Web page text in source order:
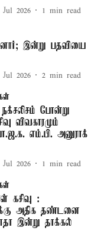
Jul 2026 1 min read
இன்று பதவியை
Jul 2026 2 min read
போன்று
விவகாரமும்
எம்.பி. அனுராக்
Jul 2026 1 min read
கசிவு :
அதிக தண்டனை
இன்று தாக்கல்